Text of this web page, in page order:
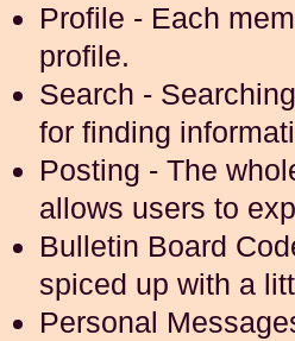
Profile - Each
profile.
Search -
for finding
Posting - The
allows users to
Bulletin Board
spiced up with a
Personal